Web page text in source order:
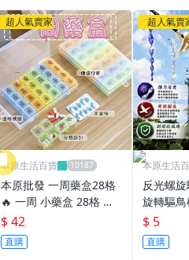
超人氣賣家
本原生活百貨
本原批發 一周藥盒28格
🔥 一周 小藥盒 28格 膠
囊盒 藥盒 旅行藥盒 便攜
藥盒 保健盒 服藥盒 分藥
盒 SG147
$ 42
直購
超人氣賣
本原生活
反光螺
旋轉驅
工具 趕
藝工具
鳥器
$ 5
直購